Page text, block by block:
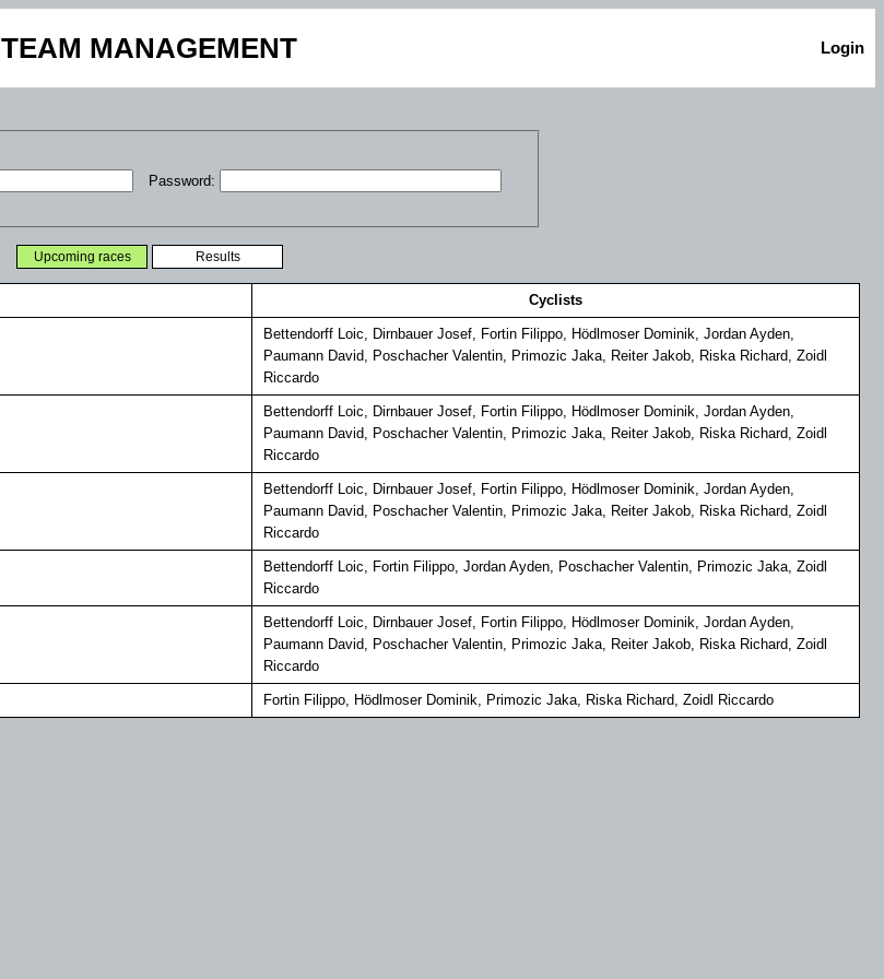
TEAM MANAGEMENT Login
Password:
Cyclists
Bettendorff Loic, Dirnbauer Josef, Fortin Filippo, Hödlmoser Dominik, Jordan Ayden,
Paumann David, Poschacher Valentin, Primozic Jaka, Reiter Jakob, Riska Richard, Zoidl
Riccardo
Bettendorff Loic, Dirnbauer Josef, Fortin Filippo, Hödlmoser Dominik, Jordan Ayden,
Paumann David, Poschacher Valentin, Primozic Jaka, Reiter Jakob, Riska Richard, Zoidl
Riccardo
Bettendorff Loic, Dirnbauer Josef, Fortin Filippo, Hödlmoser Dominik, Jordan Ayden,
Paumann David, Poschacher Valentin, Primozic Jaka, Reiter Jakob, Riska Richard, Zoidl
Riccardo
Bettendorff Loic, Fortin Filippo, Jordan Ayden, Poschacher Valentin, Primozic Jaka, Zoidl
Riccardo
Bettendorff Loic, Dirnbauer Josef, Fortin Filippo, Hödlmoser Dominik, Jordan Ayden,
Paumann David, Poschacher Valentin, Primozic Jaka, Reiter Jakob, Riska Richard, Zoidl
Riccardo
Fortin Filippo, Hödlmoser Dominik, Primozic Jaka, Riska Richard, Zoidl Riccardo